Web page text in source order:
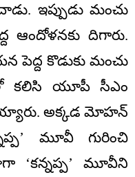
ఇప్పుడు మంచు
ఆందోళనకు దిగారు.
కొడుకు మంచు
కలిసి యూపీ సీఎం
అక్కడ మోహన్
మూవీ గురించి
‘కన్నప్ప’ మూవీని